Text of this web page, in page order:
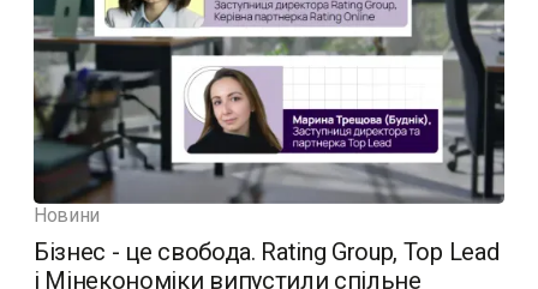
Новини
Бізнес - це свобода. Rating Group, Top Lead
і Мінекономіки випустили спільне